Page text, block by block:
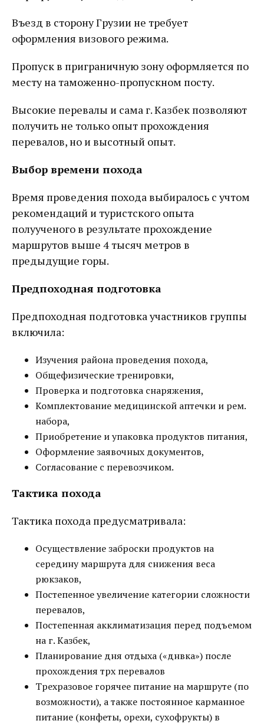
Въезд в сторону Грузии не требует
оформления визового режима.
Пропуск в приграничную зону оформляется по
месту на таможенно-пропускном посту.
Высокие перевалы и сама г. Казбек позволяют
получить не только опыт прохождения
перевалов, но и высотный опыт.
Выбор времени похода
Время проведения похода выбиралось с учтом
рекомендаций и туристского опыта
полуученого в результате прохождение
маршрутов выше 4 тысяч метров в
предыдущие горы.
Предпоходная подготовка
Предпоходная подготовка участников группы
включила:
Изучения района проведения похода,
Общефизические тренировки,
Проверка и подготовка снаряжения,
Комплектование медицинской аптечки и рем.
набора,
Приобретение и упаковка продуктов питания,
Оформление заявочных документов,
Согласование с перевозчиком.
Тактика похода
Тактика похода предусматривала:
Осуществление заброски продуктов на
середину маршрута для снижения веса
рюкзаков,
Постепенное увеличение категории сложности
перевалов,
Постепенная акклиматизация перед подъемом
на г. Казбек,
Планирование дня отдыха («днвка») после
прохождения трх перевалов
Трехразовое горячее питание на маршруте (по
возможности), а также постоянное карманное
питание (конфеты, орехи, сухофрукты) в